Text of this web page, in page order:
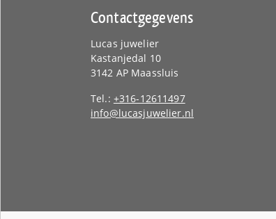
Contactgegevens
Lucas juwelier
Kastanjedal 10
3142 AP Maassluis
Tel.: +316-12611497
info@lucasjuwelier.nl